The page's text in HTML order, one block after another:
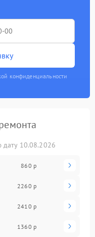
конфиденциальности
10.08.2026
860 р
2260 р
2410 р
1360 р